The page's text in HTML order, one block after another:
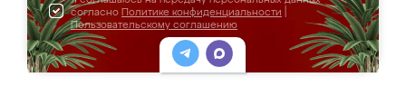
согласно Политике конфиденциальности
Пользовательскому соглашению